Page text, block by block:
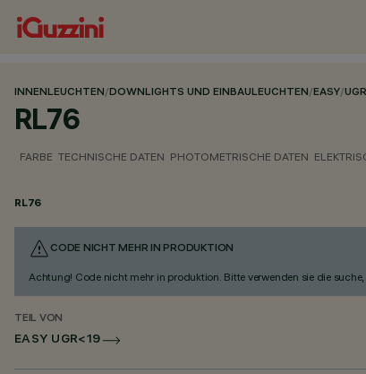
INNENLEUCHTEN/DOWNLIGHTS UND EINBAULEUCHTEN/EASY/
RL76
FARBE TECHNISCHE DATEN PHOTOMETRISCHE DATEN
RL76
CODE NICHT MEHR IN PRODUKTION
Achtung! Code nicht mehr in produktion. Bitte verwenden sie die
TEIL VON
EASY UGR<19